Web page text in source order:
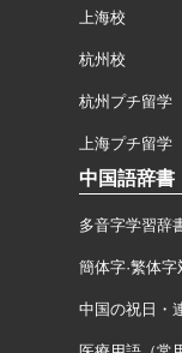
上海校
杭州校
杭州プチ留学
上海プチ留学
中国語辞書
多音字学習辞
簡体字·繁体字
中国の祝日・